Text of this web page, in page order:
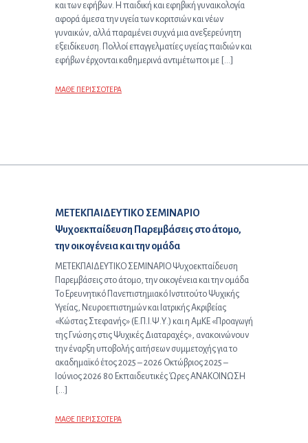
και των εφήβων. Η παιδική και εφηβική γυναικολογία
αφορά άμεσα την υγεία των κοριτσιών και νέων
γυναικών, αλλά παραμένει συχνά μια ανεξερεύνητη
εξειδίκευση. Πολλοί επαγγελματίες υγείας παιδιών και
εφήβων έρχονται καθημερινά αντιμέτωποι με […]
ΜΑΘΕ ΠΕΡΙΣΣΟΤΕΡΑ
Επόμενο άρθρο:
ΜΕΤΕΚΠΑΙΔΕΥΤΙΚΟ ΣΕΜΙΝΑΡΙΟ
Ψυχοεκπαίδευση Παρεμβάσεις στο άτομο,
την οικογένεια και την ομάδα
ΜΕΤΕΚΠΑΙΔΕΥΤΙΚΟ ΣΕΜΙΝΑΡΙΟ Ψυχοεκπαίδευση
Παρεμβάσεις στο άτομο, την οικογένεια και την ομάδα
Το Ερευνητικό Πανεπιστημιακό Ινστιτούτο Ψυχικής
Υγείας, Νευροεπιστημών και Ιατρικής Ακριβείας
«Κώστας Στεφανής» (Ε.Π.Ι.Ψ.Υ.) και η ΑμΚΕ «Προαγωγή
της Γνώσης στις Ψυχικές Διαταραχές», ανακοινώνουν
την έναρξη υποβολής αιτήσεων συμμετοχής για το
ακαδημαϊκό έτος 2025 – 2026 Οκτώβριος 2025 –
Ιούνιος 2026 80 Εκπαιδευτικές Ώρες ΑΝΑΚΟΙΝΩΣΗ
[…]
ΜΑΘΕ ΠΕΡΙΣΣΟΤΕΡΑ